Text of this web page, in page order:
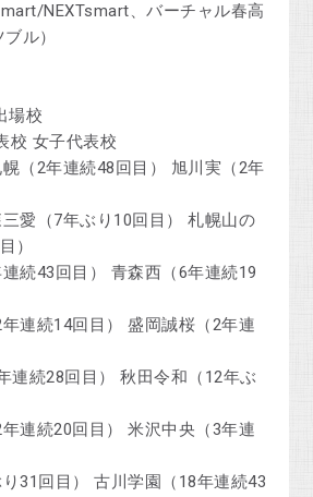
NEXTsmart、バーチャル春高
ル）
場校
校 女子代表校
（2年連続48回目） 旭川実（2年
愛（7年ぶり10回目） 札幌山の
）
続43回目） 青森西（6年連続19
連続14回目） 盛岡誠桜（2年連
連続28回目） 秋田令和（12年ぶ
連続20回目） 米沢中央（3年連
31回目） 古川学園（18年連続43